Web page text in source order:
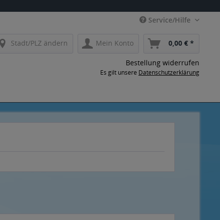
Service/Hilfe
Stadt/PLZ ändern Mein Konto 0,00 € *
Bestellung widerrufen
Es gilt unsere Datenschutzerklärung